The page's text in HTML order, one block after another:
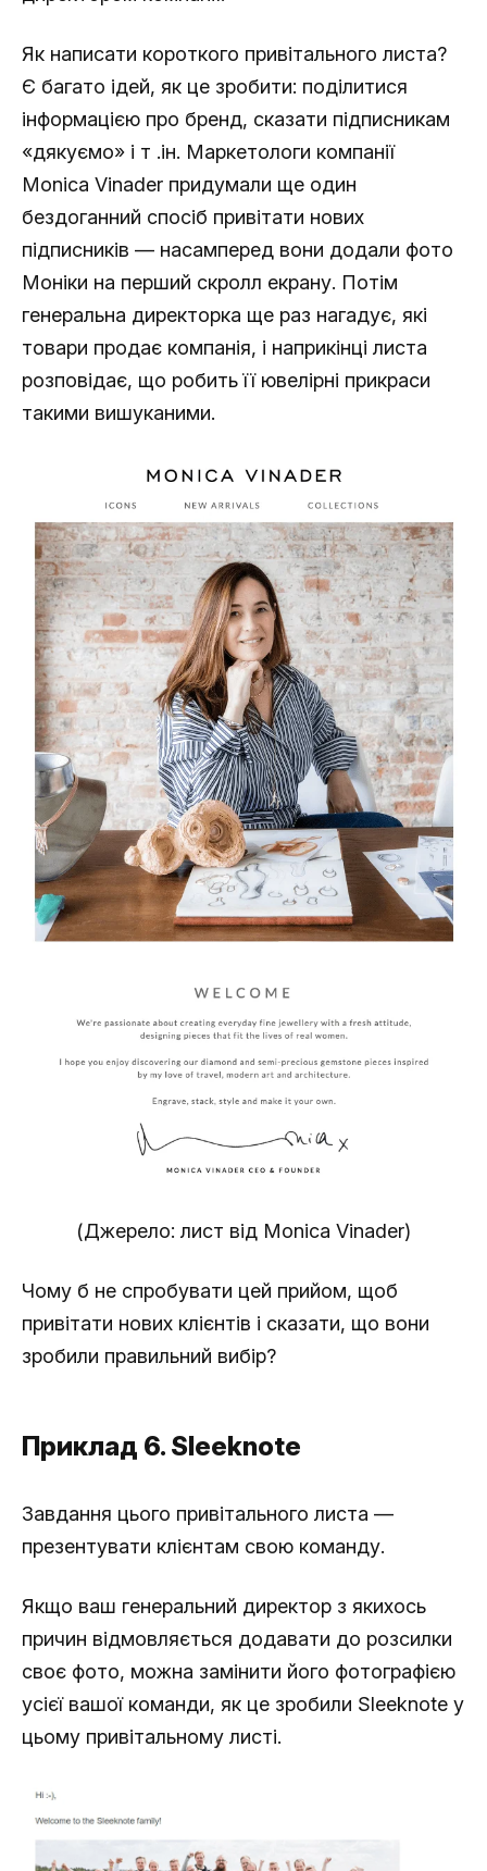
Як написати короткого привітального листа?
Є багато ідей, як це зробити: поділитися
інформацією про бренд, сказати підписникам
«дякуємо» і т .ін. Маркетологи компанії
Monica Vinader придумали ще один
бездоганний спосіб привітати нових
підписників — насамперед вони додали фото
Моніки на перший скролл екрану. Потім
генеральна директорка ще раз нагадує, які
товари продає компанія, і наприкінці листа
розповідає, що робить її ювелірні прикраси
такими вишуканими.
(Джерело: лист від Monica Vinader)
Чому б не спробувати цей прийом, щоб
привітати нових клієнтів і сказати, що вони
зробили правильний вибір?
Приклад 6. Sleeknote
Завдання цього привітального листа —
презентувати клієнтам свою команду.
Якщо ваш генеральний директор з якихось
причин відмовляється додавати до розсилки
своє фото, можна замінити його фотографією
усієї вашої команди, як це зробили Sleeknote у
цьому привітальному листі.